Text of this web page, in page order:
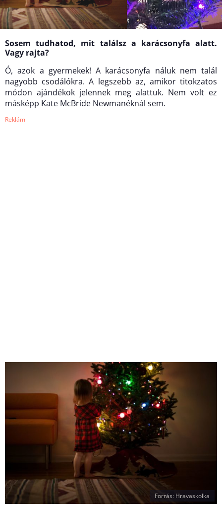
Sosem tudhatod, mit találsz a karácsonyfa alatt.
Vagy rajta?
Ó, azok a gyermekek! A karácsonyfa náluk nem talál
nagyobb csodálókra. A legszebb az, amikor titokzatos
módon ajándékok jelennek meg alattuk. Nem volt ez
másképp Kate McBride Newmanéknál sem.
Reklám
Forrás: Hravaskolka